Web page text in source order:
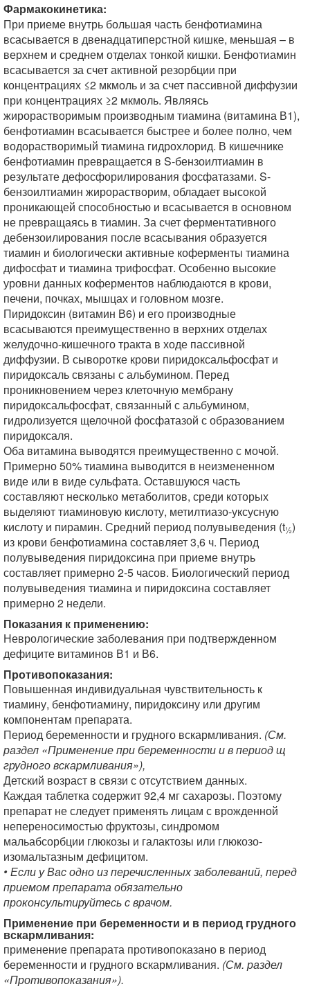
Фармакокинетика:
При приеме внутрь большая часть бенфотиамина
всасывается в двенадцатиперстной кишке, меньшая – в
верхнем и среднем отделах тонкой кишки. Бенфотиамин
всасывается за счет активной резорбции при
концентрациях ≤2 мкмоль и за счет пассивной диффузии
при концентрациях ≥2 мкмоль. Являясь
жирорастворимым производным тиамина (витамина В1),
бенфотиамин всасывается быстрее и более полно, чем
водорастворимый тиамина гидрохлорид. В кишечнике
бенфотиамин превращается в S-бензоилтиамин в
результате дефосфорилирования фосфатазами. S-
бензоилтиамин жирорастворим, обладает высокой
проникающей способностью и всасывается в основном
не превращаясь в тиамин. За счет ферментативного
дебензоилирования после всасывания образуется
тиамин и биологически активные коферменты тиамина
дифосфат и тиамина трифосфат. Особенно высокие
уровни данных коферментов наблюдаются в крови,
печени, почках, мышцах и головном мозге.
Пиридоксин (витамин В6) и его производные
всасываются преимущественно в верхних отделах
желудочно-кишечного тракта в ходе пассивной
диффузии. В сыворотке крови пиридоксальфосфат и
пиридоксаль связаны с альбумином. Перед
проникновением через клеточную мембрану
пиридоксальфосфат, связанный с альбумином,
гидролизуется щелочной фосфатазой с образованием
пиридоксаля.
Оба витамина выводятся преимущественно с мочой.
Примерно 50% тиамина выводится в неизмененном
виде или в виде сульфата. Оставшуюся часть
составляют несколько метаболитов, среди которых
выделяют тиаминовую кислоту, метилтиазо-уксусную
кислоту и пирамин. Средний период полувыведения (t½)
из крови бенфотиамина составляет 3,6 ч. Период
полувыведения пиридоксина при приеме внутрь
составляет примерно 2-5 часов. Биологический период
полувыведения тиамина и пиридоксина составляет
примерно 2 недели.
Показания к применению:
Неврологические заболевания при подтвержденном
дефиците витаминов В1 и В6.
Противопоказания:
Повышенная индивидуальная чувствительность к
тиамину, бенфотиамину, пиридоксину или другим
компонентам препарата.
Период беременности и грудного вскармливания. (См.
раздел «Применение при беременности и в период щ
грудного вскармливания»),
Детский возраст в связи с отсутствием данных.
Каждая таблетка содержит 92,4 мг сахарозы. Поэтому
препарат не следует применять лицам с врожденной
непереносимостью фруктозы, синдромом
мальабсорбции глюкозы и галактозы или глюкозо-
изомальтазным дефицитом.
• Если у Вас одно из перечисленных заболеваний, перед
приемом препарата обязательно
проконсультируйтесь с врачом.
Применение при беременности и в период грудного
вскармливания:
применение препарата противопоказано в период
беременности и грудного вскармливания. (См. раздел
«Противопоказания»).